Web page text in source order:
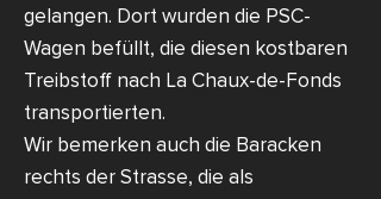
gelangen. Dort wurden die PSC-
Wagen befüllt, die diesen kostbaren
Treibstoff nach La Chaux-de-Fonds
transportierten.
Wir bemerken auch die Baracken
rechts der Strasse, die als